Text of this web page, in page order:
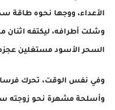
الأعداء، ووجها نحوه طاقة
وشلت أطرافه، ليكتفه
السحر الأسود مستغلين
​وفي نفس الوقت، تحرك
وأسلحة مشهرة نحو زوجته